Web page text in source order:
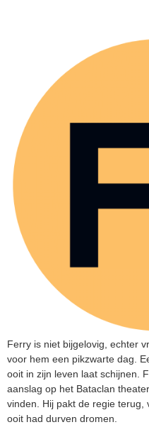
Ferry is niet bijgelovig, echter
voor hem een pikzwarte dag.
ooit in zijn leven laat schijnen.
aanslag op het Bataclan
vinden. Hij pakt de regie
ooit had durven dromen.